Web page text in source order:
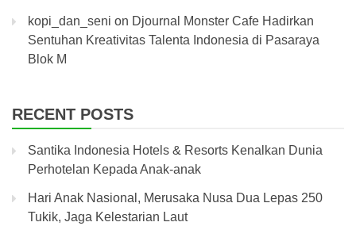
kopi_dan_seni on Djournal Monster Cafe Hadirkan
Sentuhan Kreativitas Talenta Indonesia di Pasaraya
Blok M
RECENT POSTS
Santika Indonesia Hotels & Resorts Kenalkan Dunia
Perhotelan Kepada Anak-anak
Hari Anak Nasional, Merusaka Nusa Dua Lepas 250
Tukik, Jaga Kelestarian Laut